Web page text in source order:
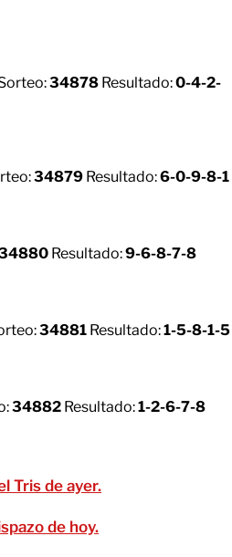
34878 Resultado:0-4-2-
34879 Resultado:6-0-9-8-1
Resultado:9-6-8-7-8
34881 Resultado:1-5-8-1-5
34882 Resultado:1-2-6-7-8
Tris de ayer.
de hoy.